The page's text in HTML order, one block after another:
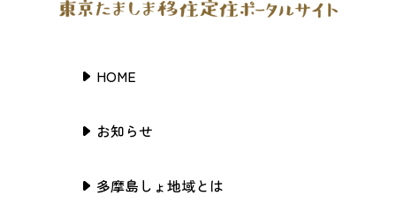
HOME
お知らせ
多摩島しょ地域とは